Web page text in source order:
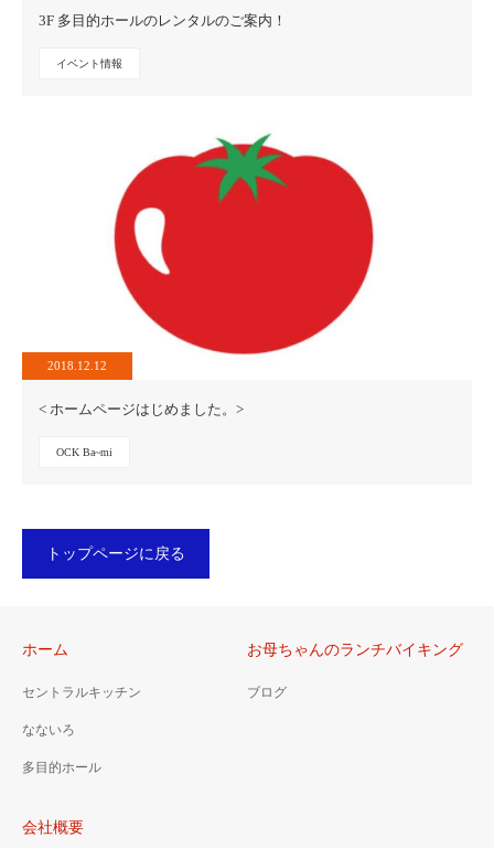
3F 多目的ホールのレンタルのご案内！
イベント情報
2018.12.12
< ホームページはじめました。>
OCK Ba~mi
トップページに戻る
ホーム
セントラルキッチン
なないろ
多目的ホール
お母ちゃんのランチバイキング
ブログ
会社概要